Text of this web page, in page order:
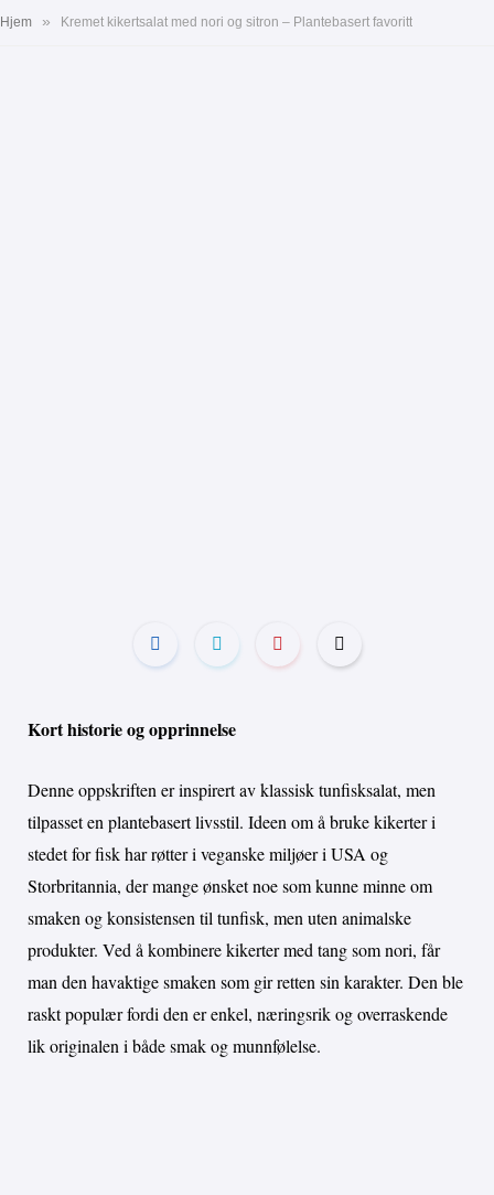
Hjem » Kremet kikertsalat med nori og sitron – Plantebasert favoritt
Kort historie og opprinnelse
Denne oppskriften er inspirert av klassisk tunfisksalat, men
tilpasset en plantebasert livsstil. Ideen om å bruke kikerter i
stedet for fisk har røtter i veganske miljøer i USA og
Storbritannia, der mange ønsket noe som kunne minne om
smaken og konsistensen til tunfisk, men uten animalske
produkter. Ved å kombinere kikerter med tang som nori, får
man den havaktige smaken som gir retten sin karakter. Den ble
raskt populær fordi den er enkel, næringsrik og overraskende
lik originalen i både smak og munnfølelse.